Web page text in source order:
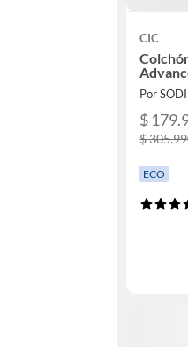
CIC
Por
$
$
ECO